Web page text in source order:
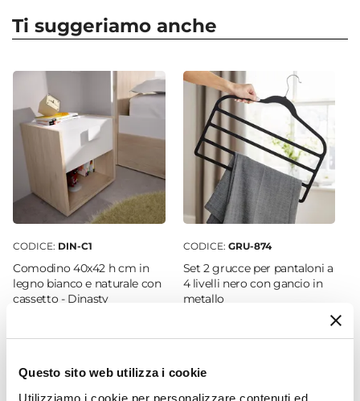
Questo sito web utilizza i cookie
Utilizziamo i cookie per personalizzare contenuti ed
Altezza
Larghezza
177,5 cm
Profondità
50 cm
Caratteristiche
Con ripiani| Con tenda
Installazione
reversibile
Colore Profilo
Bianco
Materiale Struttura
Ti suggeriamo anche
CODICE: DIN-C1
Comodino 40x42 h cm in
legno bianco e naturale con
cassetto - Dinasty
CODICE: GRU-874
Set 2 grucce per pantaloni a
4 livelli nero con gancio in
metallo